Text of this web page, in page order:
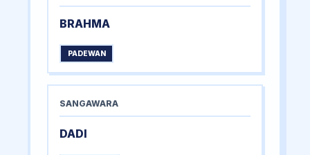
BRAHMA
PADEWAN
SANGAWARA
DADI